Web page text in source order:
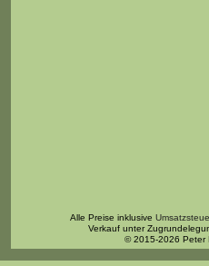
Alle Preise inklusive
Verkauf unter
© 2015-2026 Peter